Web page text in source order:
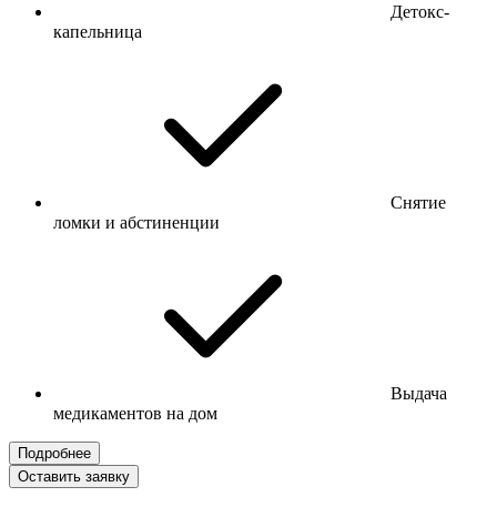
Детокс-
капельница
Снятие
ломки и абстиненции
Выдача
медикаментов на дом
Подробнее
Оставить заявку